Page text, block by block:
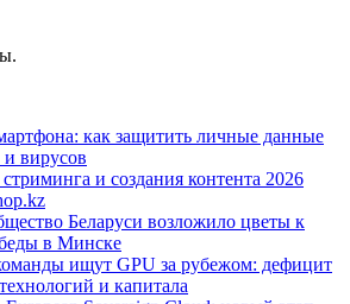
как защитить личные данные
вирусов
и создания контента 2026
Беларуси возложило цветы к
в Минске
ищут GPU за рубежом: дефицит
и капитала